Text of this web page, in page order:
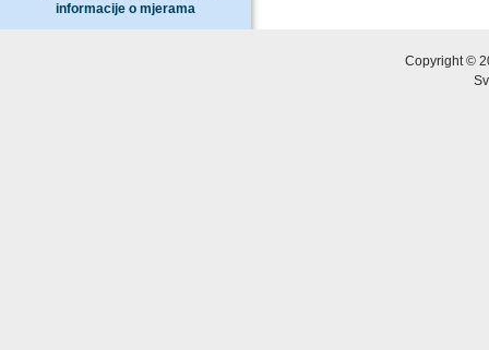
informacije o mjerama
Copyright ©